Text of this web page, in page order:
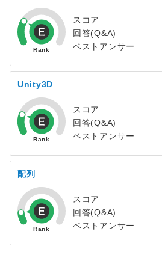
スコア
回答(Q&A)
ベストアンサー
Unity3D
スコア
回答(Q&A)
ベストアンサー
配列
スコア
回答(Q&A)
ベストアンサー